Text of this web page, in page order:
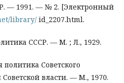
— 1991. — № 2. [Электронный
library/ id_2207.html.
СССР. — М. ; Л., 1929.
Советского
власти. — М., 1970.